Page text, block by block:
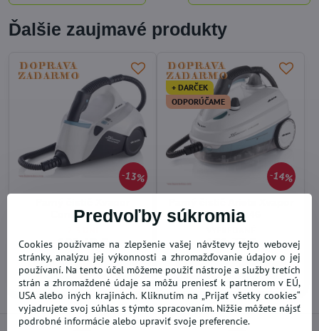
Ďalšie zaujmavé produkty
13%
Comfort 4145
102,49 €
Do košíka
14%
+ DARČEK
ODPORÚČAME
Deluxe 4146
121,77 €
Zobraziť
Predvoľby súkromia
Cookies používame na zlepšenie vašej návštevy tejto webovej
stránky, analýzu jej výkonnosti a zhromažďovanie údajov o jej
používaní. Na tento účel môžeme použiť nástroje a služby tretích
strán a zhromaždené údaje sa môžu preniesť k partnerom v EÚ,
USA alebo iných krajinách. Kliknutím na „Prijať všetky cookies“
vyjadrujete svoj súhlas s týmto spracovaním. Nižšie môžete nájsť
podrobné informácie alebo upraviť svoje preferencie.